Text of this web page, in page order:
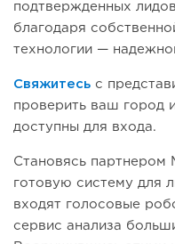
подтвержденных
благодаря
технологии —
Свяжитесь с
проверить ваш город
доступны для входа.
Становясь партнером
готовую систему для
входят голосовые
сервис анализа